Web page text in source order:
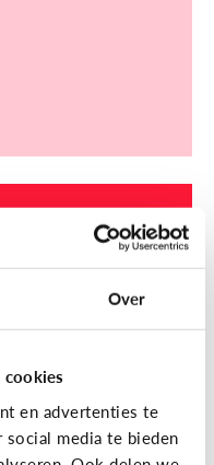
Over
en advertenties te
media te bieden
of doof.